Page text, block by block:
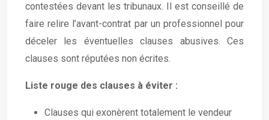
contestées devant les tribunaux. Il est conseillé de
faire relire l’avant-contrat par un professionnel pour
déceler les éventuelles clauses abusives. Ces
clauses sont réputées non écrites.
Liste rouge des clauses à éviter :
Clauses qui exonèrent totalement le vendeur